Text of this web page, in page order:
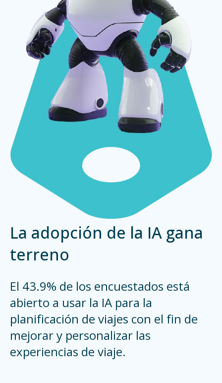
La adopción de la IA gana
terreno
El 43.9% de los encuestados está
abierto a usar la IA para la
planificación de viajes con el fin de
mejorar y personalizar las
experiencias de viaje.